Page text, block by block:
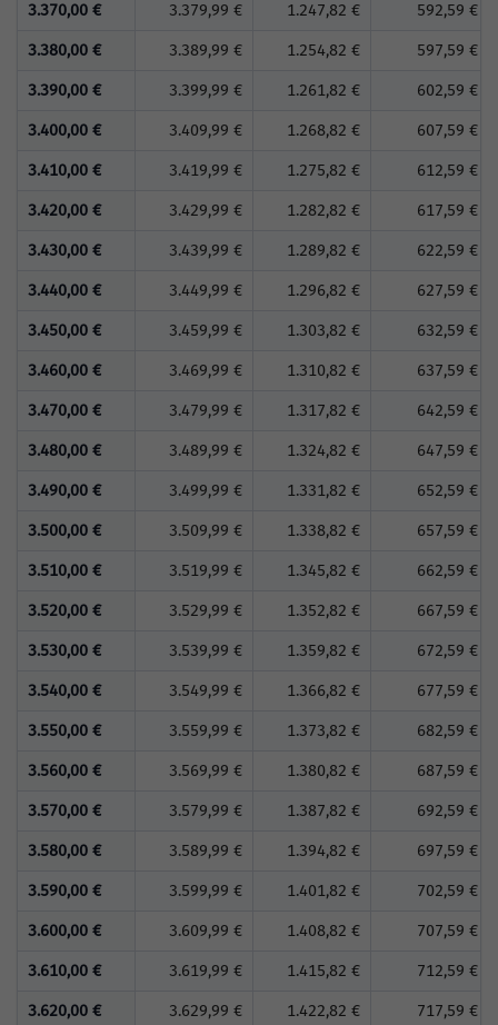
3.370,00 € 3.379,99 € 1.247,82 € 592,59 €
3.380,00 € 3.389,99 € 1.254,82 € 597,59 €
3.390,00 € 3.399,99 € 1.261,82 € 602,59 €
3.400,00 € 3.409,99 € 1.268,82 € 607,59 €
3.410,00 € 3.419,99 € 1.275,82 € 612,59 €
3.420,00 € 3.429,99 € 1.282,82 € 617,59 €
3.430,00 € 3.439,99 € 1.289,82 € 622,59 €
3.440,00 € 3.449,99 € 1.296,82 € 627,59 €
3.450,00 € 3.459,99 € 1.303,82 € 632,59 €
3.460,00 € 3.469,99 € 1.310,82 € 637,59 €
3.470,00 € 3.479,99 € 1.317,82 € 642,59 €
3.480,00 € 3.489,99 € 1.324,82 € 647,59 €
3.490,00 € 3.499,99 € 1.331,82 € 652,59 €
3.500,00 € 3.509,99 € 1.338,82 € 657,59 €
3.510,00 € 3.519,99 € 1.345,82 € 662,59 €
3.520,00 € 3.529,99 € 1.352,82 € 667,59 €
3.530,00 € 3.539,99 € 1.359,82 € 672,59 €
3.540,00 € 3.549,99 € 1.366,82 € 677,59 €
3.550,00 € 3.559,99 € 1.373,82 € 682,59 €
3.560,00 € 3.569,99 € 1.380,82 € 687,59 €
3.570,00 € 3.579,99 € 1.387,82 € 692,59 €
3.580,00 € 3.589,99 € 1.394,82 € 697,59 €
3.590,00 € 3.599,99 € 1.401,82 € 702,59 €
3.600,00 € 3.609,99 € 1.408,82 € 707,59 €
3.610,00 € 3.619,99 € 1.415,82 € 712,59 €
3.620,00 € 3.629,99 € 1.422,82 € 717,59 €